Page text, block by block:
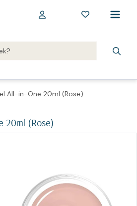
All-in-One 20ml (Rose)
20ml (Rose)